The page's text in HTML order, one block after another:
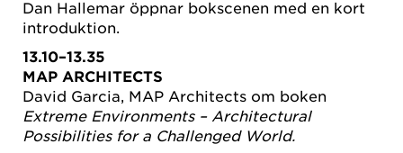
Dan Hallemar öppnar bokscenen med en kort
introduktion.
13.10–13.35
MAP ARCHITECTS
David Garcia, MAP Architects om boken
Extreme Environments – Architectural
Possibilities for a Challenged World.